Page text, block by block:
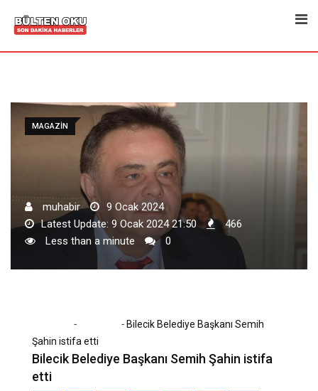
MAGAZIN
muhabir
9 Ocak 2024
Latest Update: 9 Ocak 2024 21:50
466
Less than a minute
0
- - Bilecik Belediye Başkanı Semih
Şahin istifa etti
Bilecik Belediye Başkanı Semih Şahin istifa
etti